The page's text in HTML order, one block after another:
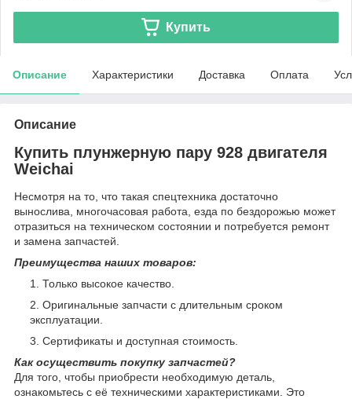
Купить
Описание Характеристики Доставка Оплата
Описание
Купить плунжерную пару 928 двигателя
Weichai
Несмотря на то, что такая спецтехника достаточно
вынослива, многочасовая работа, езда по бездорожью может
отразиться на техническом состоянии и потребуется ремонт
и замена запчастей.
Преимущества наших товаров:
Только высокое качество.
Оригинальные запчасти с длительным сроком
эксплуатации.
Сертификаты и доступная стоимость.
Как осуществить покупку запчастей?
Для того, чтобы приобрести необходимую деталь,
ознакомьтесь с её техническими характеристиками. Это